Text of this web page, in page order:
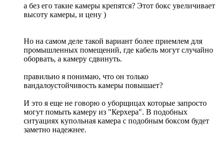
а без его такие камеры крепятся? Этот бокс увеличивает
высоту камеры, и цену )
Но на самом деле такой вариант более приемлем для
промышленных помещений, где кабель могут случайно
оборвать, а камеру сдвинуть.
правильно я понимаю, что он только
вандалоустойчивость камеры повышает?
И это я еще не говорю о уборщицах которые запросто
могут помыть камеру из "Керхера". В подобных
ситуациях купольная камера с подобным боксом будет
заметно надежнее.